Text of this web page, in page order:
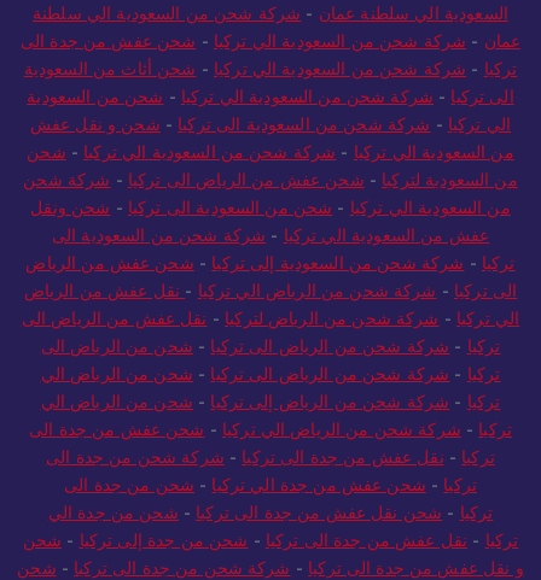
السعودية الي سلطنة عمان - شركة شحن من السعودية الي سلطنة
عمان - شركة شحن من السعودية الي تركيا - شحن عفش من جدة الى
تركيا - شركة شحن من السعودية الي تركيا - شحن أثاث من السعودية
الى تركيا - شركة شحن من السعودية الي تركيا - شحن من السعودية
الي تركيا - شركة شحن من السعودية الى تركيا - شحن و نقل عفش
من السعودية الي تركيا - شركة شحن من السعودية الي تركيا - شحن
من السعودية لتركيا - شحن عفش من الرياض الى تركيا - شركة شحن
من السعودية الي تركيا - شحن من السعودية الى تركيا - شحن ونقل
عفش من السعودية الي تركيا - شركة شحن من السعودية الى
تركيا - شركة شحن من السعودية إلى تركيا - شحن عفش من الرياض
الى تركيا - شركة شحن من الرياض الي تركيا - نقل عفش من الرياض
الي تركيا - شركة شحن من الرياض لتركيا - نقل عفش من الرياض الى
تركيا - شركة شحن من الرياض الى تركيا - شحن من الرياض الى
تركيا - شركة شحن من الرياض الى تركيا - شحن من الرياض الي
تركيا - شركة شحن من الرياض إلى تركيا - شحن من الرياض الي
تركيا - شركة شحن من الرياض الي تركيا - شحن عفش من جدة الى
تركيا - نقل عفش من جدة الى تركيا - شركة شحن من جدة الى
تركيا - شحن عفش من جدة الي تركيا - شحن من جدة الى
تركيا - شحن نقل عفش من جدة الى تركيا - شحن من جدة الي
تركيا - نقل عفش من جدة الى تركيا - شحن من جدة إلى تركيا - شحن
و نقل عفش من جدة الى تركيا - شركة شحن من جدة الى تركيا - شحن